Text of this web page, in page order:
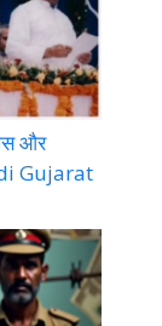
और
Gujarat